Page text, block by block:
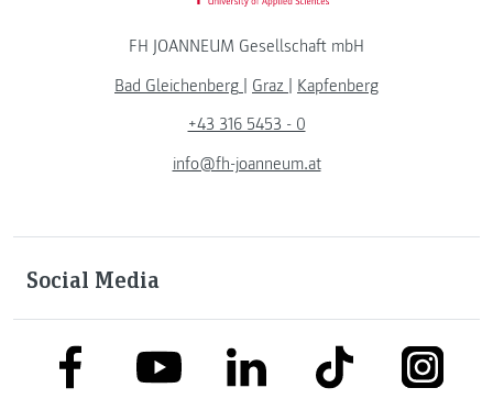
FH JOANNEUM Gesellschaft mbH
Bad Gleichenberg | Graz | Kapfenberg
+43 316 5453 - 0
info@fh-joanneum.at
Social Media
link to facebooklink to youtubelink to linkedinlink to tiktok link to